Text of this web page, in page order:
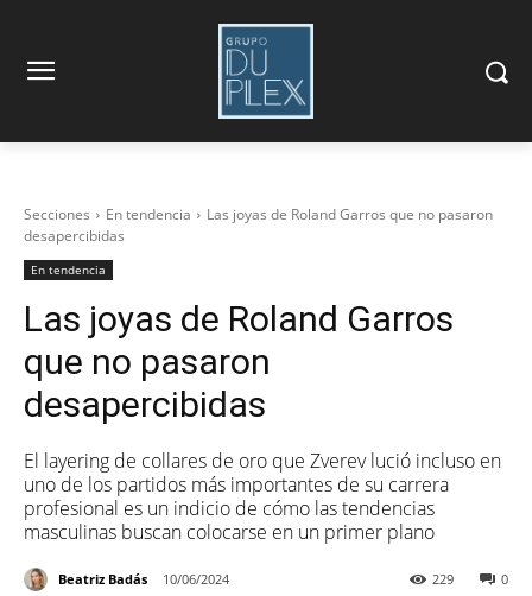
Secciones En tendencia
Las joyas de Roland Garros que no pasaron
desapercibidas
En tendencia
Las joyas de Roland Garros
que no pasaron
desapercibidas
El layering de collares de oro que Zverev lució incluso en
uno de los partidos más importantes de su carrera
profesional es un indicio de cómo las tendencias
masculinas buscan colocarse en un primer plano
Beatriz Badás 10/06/2024 0
229